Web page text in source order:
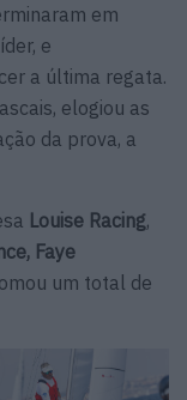
em
e
a última regata.
elogiou as
da prova, a
Louise Racing,
Faye
um total de